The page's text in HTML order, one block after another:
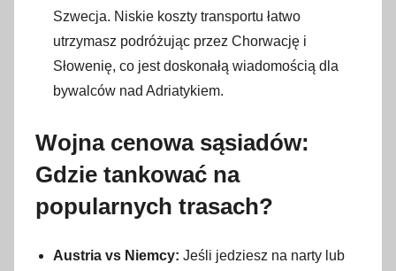
Szwecja. Niskie koszty transportu łatwo
utrzymasz podróżując przez Chorwację i
Słowenię, co jest doskonałą wiadomością dla
bywalców nad Adriatykiem.
Wojna cenowa sąsiadów:
Gdzie tankować na
popularnych trasach?
Austria vs Niemcy: Jeśli jedziesz na narty lub